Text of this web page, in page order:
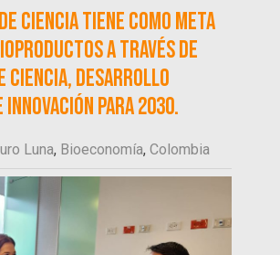
Ciencia tiene como meta
a través de
ciencia, desarrollo
para 2030.
Luna, Bioeconomía,Colombia